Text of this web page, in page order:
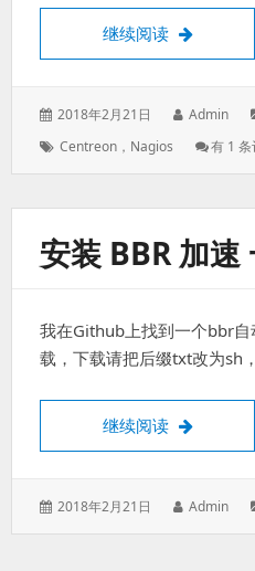
继续阅读 Centreon
发
于：
2018年2月21日
作
Admin
标
Centreon，Nagios
服
器
健
况
的
器
有 1
安装 BBR 加速
我在Github上找到一个bbr
载，下载请把后缀txt改为sh
继续阅读 安装 BBR
发
2018年2月21日
作
Admin